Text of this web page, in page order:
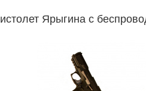
Ярыгина с